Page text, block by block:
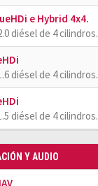
e Hybrid 4x4.
diésel de 4 cilindros.
diésel de 4 cilindros.
diésel de 4 cilindros.
Y AUDIO